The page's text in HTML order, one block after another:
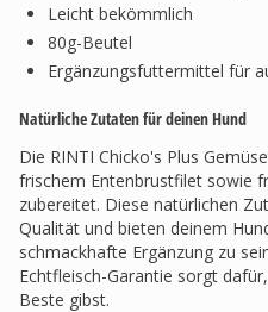
Leicht bekömmlich
80g-Beutel
Ergänzungsfuttermittel für
Natürliche Zutaten für deinen Hund
Die RINTI Chicko's Plus
frischem Entenbrustfilet sowie
zubereitet. Diese natürlichen
Qualität und bieten deinem
schmackhafte Ergänzung zu
Echtfleisch-Garantie sorgt
Beste gibst.